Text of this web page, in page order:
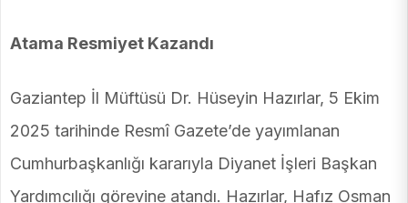
Atama Resmiyet Kazandı
Gaziantep İl Müftüsü Dr. Hüseyin Hazırlar, 5 Ekim
2025 tarihinde Resmî Gazete’de yayımlanan
Cumhurbaşkanlığı kararıyla Diyanet İşleri Başkan
Yardımcılığı görevine atandı. Hazırlar, Hafız Osman